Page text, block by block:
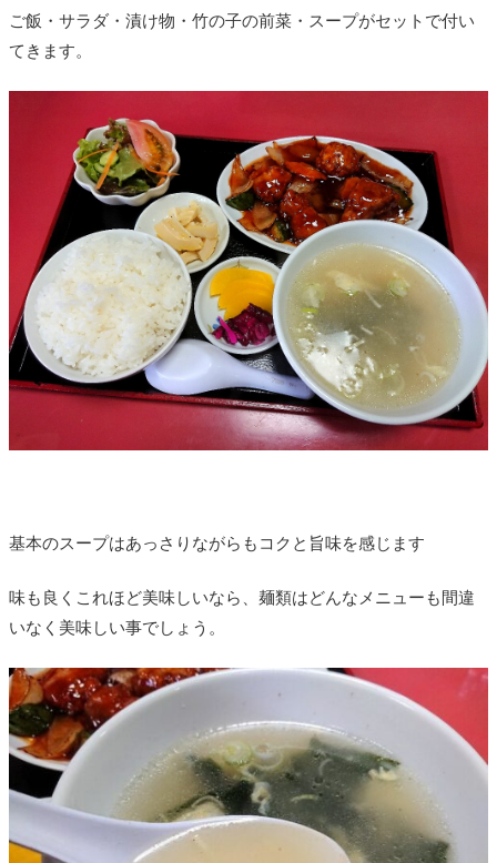
ご飯・サラダ・漬け物・竹の子の前菜・スープがセットで付い
てきます。
基本のスープはあっさりながらもコクと旨味を感じます
味も良くこれほど美味しいなら、麺類はどんなメニューも間違
いなく美味しい事でしょう。